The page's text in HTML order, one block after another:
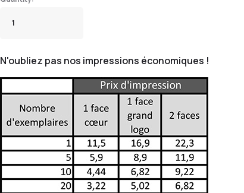
N'oubliez pas nos impressions économiques !